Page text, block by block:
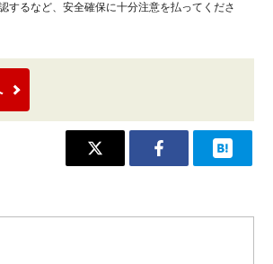
するなど、安全確保に十分注意を払ってくださ